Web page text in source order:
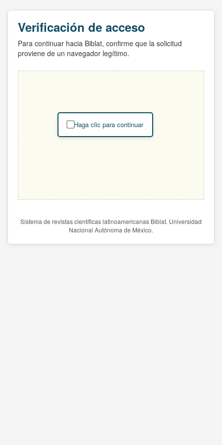
Verificación de acceso
Para continuar hacia Biblat, confirme que la solicitud
proviene de un navegador legítimo.
Haga clic para continuar
Sistema de revistas científicas latinoamericanas Biblat. Universidad
Nacional Autónoma de México.